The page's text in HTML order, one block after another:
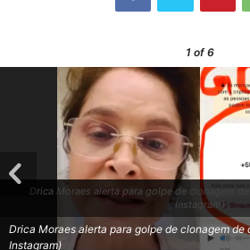
1 of 6
Drica Moraes alerta para golpe de clonagem
Instagram)
Drica Moraes alerta para golpe de clonagem de
Instagram)